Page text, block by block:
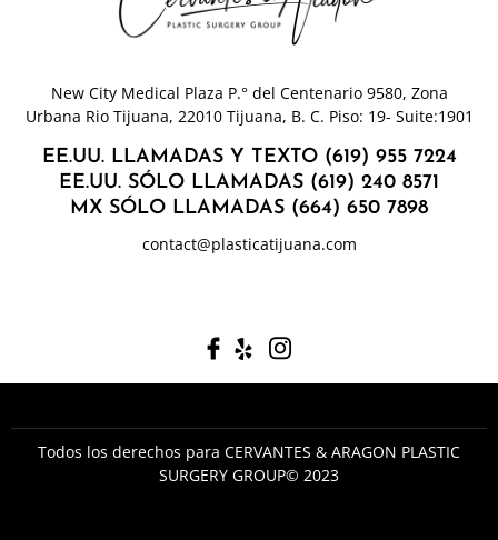
New City Medical Plaza P.° del Centenario 9580, Zona
Urbana Rio Tijuana, 22010 Tijuana, B. C. Piso: 19- Suite:1901
EE.UU. LLAMADAS Y TEXTO (619) 955 7224
EE.UU. SÓLO LLAMADAS (619) 240 8571
MX SÓLO LLAMADAS (664) 650 7898
contact@plasticatijuana.com
Todos los derechos para CERVANTES & ARAGON PLASTIC
SURGERY GROUP© 2023